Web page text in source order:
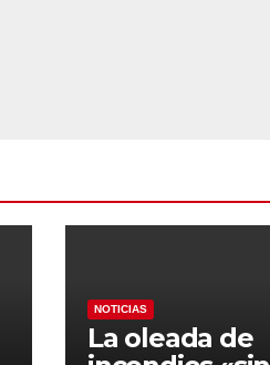
NOTICIAS
La oleada de